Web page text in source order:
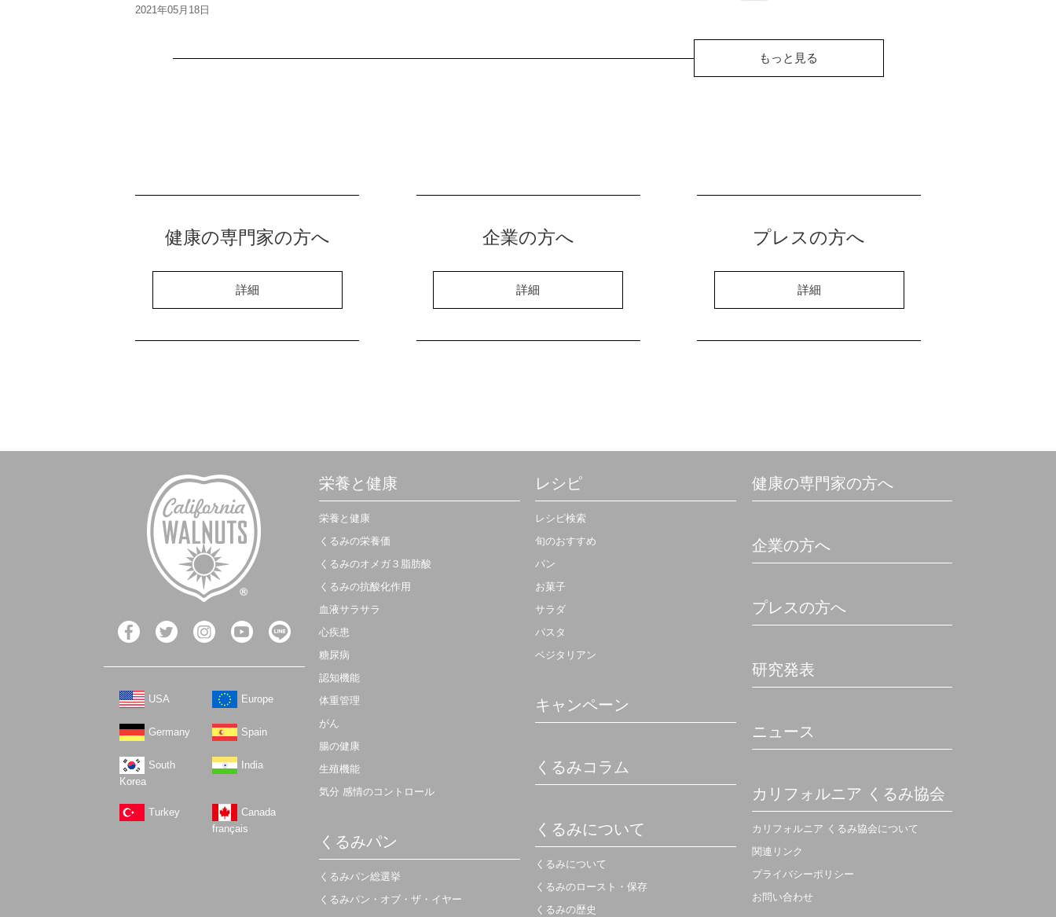
2021年05月18日
もっと見る
健康の専門家の方へ
詳細
企業の方へ
詳細
プレスの方へ
詳細
USA Europe
Germany Spain
South
Korea
India
Turkey
Canada
français
栄養と健康
栄養と健康
くるみの栄養価
くるみのオメガ３脂肪酸
くるみの抗酸化作用
血液サラサラ
心疾患
糖尿病
認知機能
体重管理
がん
腸の健康
生殖機能
気分 感情のコントロール
くるみパン
くるみパン総選挙
くるみパン・オブ・ザ・イヤー
レシピ
レシピ検索
旬のおすすめ
パン
お菓子
サラダ
パスタ
ベジタリアン
キャンペーン
くるみコラム
くるみについて
くるみについて
くるみのロースト・保存
くるみの歴史
健康の専門家の方へ
企業の方へ
プレスの方へ
研究発表
ニュース
カリフォルニア くるみ協会
カリフォルニア くるみ協会について
関連リンク
プライバシーポリシー
お問い合わせ